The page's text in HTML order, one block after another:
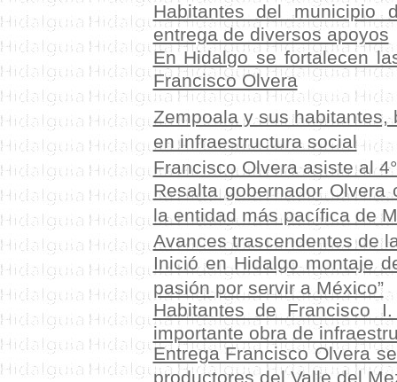
Habitantes del municipio
entrega de diversos apoyos
En Hidalgo se fortalecen
Francisco Olvera
Zempoala y sus
en infraestructura social
Francisco Olvera asiste al
Resalta gobernador
la entidad más pacífica de
Avances trascendentes de
Inició en Hidalgo montaje
pasión por servir a México”
Habitantes de Francisco
importante obra de
Entrega Francisco Olvera
productores del Valle del